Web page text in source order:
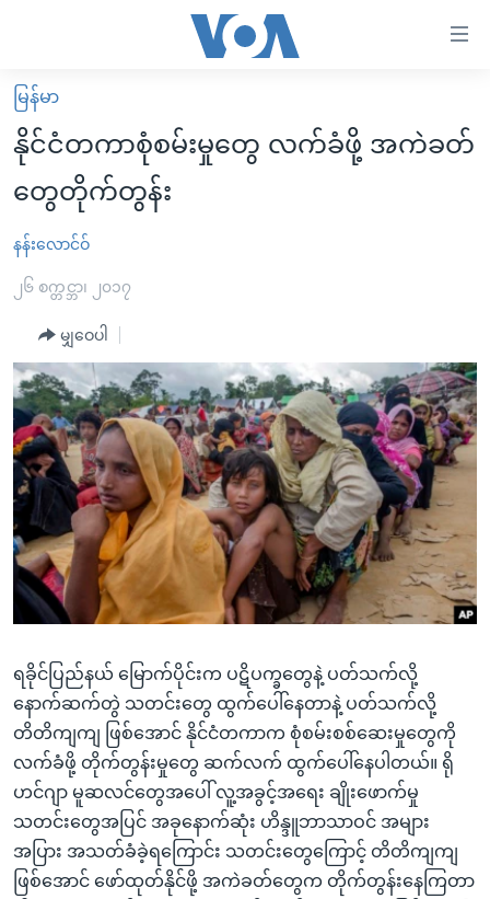
လွယ်ကူ
စေ
Link
များ
ပင်မ
ကျော်
ကြည့်
ရန်
ပင်မ
အ
ညွန်း
စာမျက်နှာ
သို့
ကျော်
ရန်
ရှာဖွေ
ရန်
နေရာ
သို့
ကျော်
ရန်
မူလစာမျက်နှာ
မြန်မာ
ကမ္ဘာ့သတင်းများ
နိုင်ငံတကာ
အစ္စရေး-ပါလက်စတိုင်း
ဗွီဒီယို
သတင်းလွတ်လပ်ခွင့်
အင်္ဂလိပ်စာလေ့လာမယ်
အမေရိကန်သုံးအီဒီယံ
မကြေးမုံရဲ့ အင်္ဂလိပ်စာ
ရုပ်ရှင်ထဲက အင်္ဂလိပ်စာ
သုတပဒေသာ အင်္ဂလိပ်စာ
အပတ်စဉ်ကဏ္ဍများ
ရေဒီယို
တီဗွီ
ရေဒီယိုနှင့်ရုပ်သံ အချက်အလက်များ
ရေဒီယို/တီဗွီအစီအစဉ်
Learning English
ဗွီအိုအေ လူမှုကွန်ယက်များ
ဘာသာစကားများ
မြန်မာ
နိုင်ငံတကာစုံစမ်းမှုတွေ လက်ခံဖို့ အကဲခတ်
တွေတိုက်တွန်း
နန်းလောင်ဝ်
၂၆ စက္တင္ဘာ၊ ၂၀၁၇
မျှဝေပါ
ရခိုင်ပြည်နယ် မြောက်ပိုင်းက ပဋိပက္ခတွေနဲ့ ပတ်သက်လို့
နောက်ဆက်တွဲ သတင်းတွေ ထွက်ပေါ်နေတာနဲ့ ပတ်သက်လို့
တိတိကျကျ ဖြစ်အောင် နိုင်ငံတကာက စုံစမ်းစစ်ဆေးမှုတွေကို
လက်ခံဖို့ တိုက်တွန်းမှုတွေ ဆက်လက် ထွက်ပေါ်နေပါတယ်။ ရို
ဟင်ဂျာ မူဆလင်တွေအပေါ် လူ့အခွင့်အရေး ချိုးဖောက်မှု
သတင်းတွေအပြင် အခုနောက်ဆုံး ဟိန္ဒူဘာသာဝင် အများ
အပြား အသတ်ခံခဲ့ရကြောင်း သတင်းတွေကြောင့် တိတိကျကျ
ဖြစ်အောင် ဖော်ထုတ်နိုင်ဖို့ အကဲခတ်တွေက တိုက်တွန်းနေကြတာ